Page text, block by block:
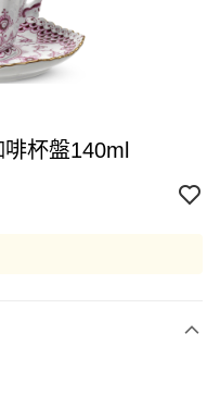
杯盤140ml